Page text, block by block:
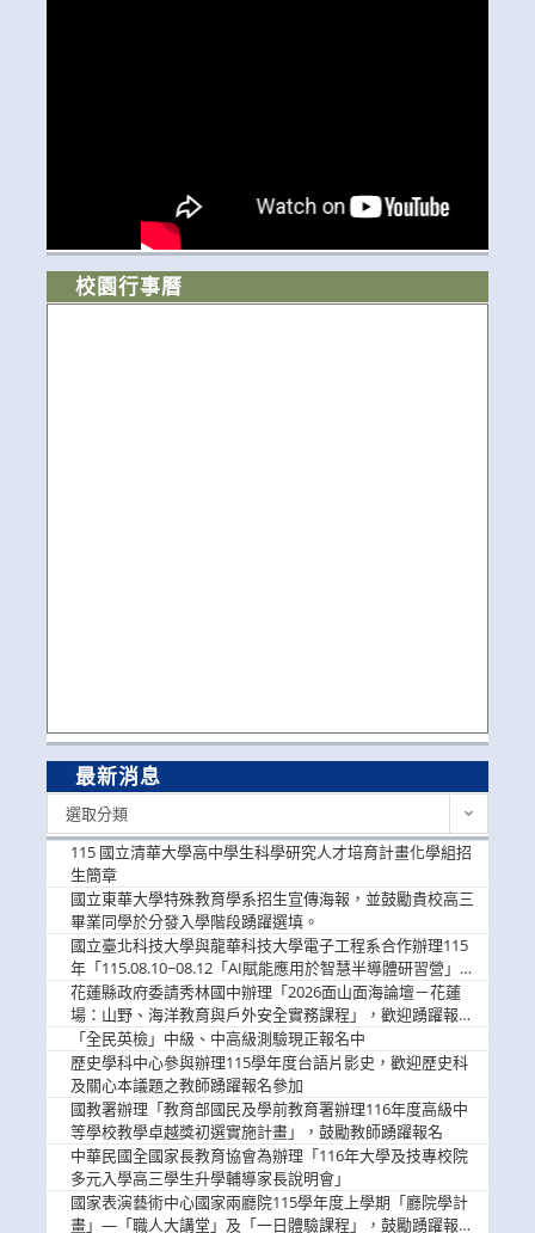
校園行事曆
最新消息
選取分類
115 國立清華大學高中學生科學研究人才培育計畫化學組招
生簡章
國立東華大學特殊教育學系招生宣傳海報，並鼓勵貴校高三
畢業同學於分發入學階段踴躍選填。
國立臺北科技大學與龍華科技大學電子工程系合作辦理115
年「115.08.10~08.12「AI賦能應用於智慧半導體研習營」，
歡迎學生踴躍報名參加
花蓮縣政府委請秀林國中辦理「2026面山面海論壇－花蓮
場：山野、海洋教育與戶外安全實務課程」，歡迎踴躍報名
參加
「全民英檢」中級、中高級測驗現正報名中
歷史學科中心參與辦理115學年度台語片影史，歡迎歷史科
及關心本議題之教師踴躍報名參加
國教署辦理「教育部國民及學前教育署辦理116年度高級中
等學校教學卓越獎初選實施計畫」，鼓勵教師踴躍報名
中華民國全國家長教育協會為辦理「116年大學及技專校院
多元入學高三學生升學輔導家長說明會」
國家表演藝術中心國家兩廳院115學年度上學期「廳院學計
畫」—「職人大講堂」及「一日體驗課程」，鼓勵踴躍報名